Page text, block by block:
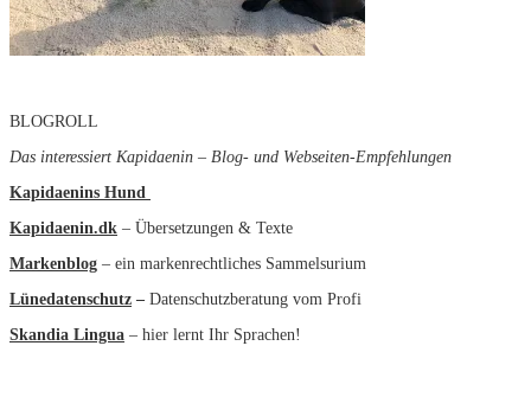
BLOGROLL
Das interessiert Kapidaenin – Blog- und Webseiten-Empfehlungen
Kapidaenins Hund
Kapidaenin.dk – Übersetzungen & Texte
Markenblog – ein markenrechtliches Sammelsurium
Lünedatenschutz – Datenschutzberatung vom Profi
Skandia Lingua – hier lernt Ihr Sprachen!